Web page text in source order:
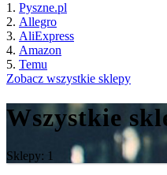
Pyszne.pl
Allegro
AliExpress
Amazon
Temu
Zobacz wszystkie sklepy
Wszystkie
Sklepy: 1